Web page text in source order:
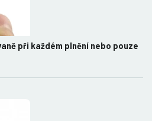
při každém plnění nebo pouze